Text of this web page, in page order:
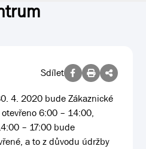
Sdílet
4. 2020 bude Zákaznické
6:00 – 14:00,
– 17:00 bude
a to z důvodu údržby